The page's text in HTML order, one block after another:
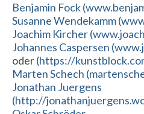
Benjamin Fock
Susanne Wendekamm
Joachim Kircher
Johannes Caspersen
oder(https://
Marten Schech
Jonathan Juergens
(http://